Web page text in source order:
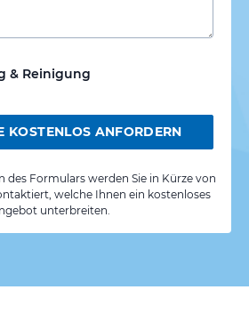
& Reinigung
KOSTENLOS ANFORDERN
des Formulars werden Sie in Kürze von
welche Ihnen ein kostenloses
unterbreiten.